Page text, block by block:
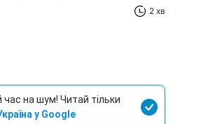
2 хв
час на шум! Читай тільки
у Google